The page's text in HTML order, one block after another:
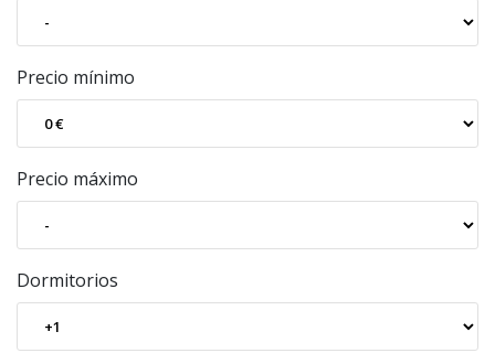
Precio mínimo
Precio máximo
Dormitorios